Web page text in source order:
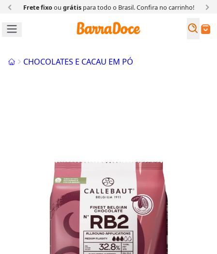
Frete fixoou grátispara todo o Brasil. Confira no carrinho!
Buscar
InícioCHOCOLATES E CACAU EM PÓ